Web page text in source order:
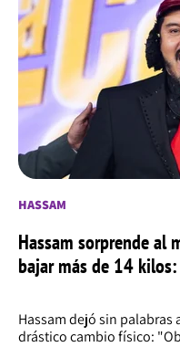
HASSAM
Hassam sorprende al
bajar más de 14
Hassam dejó sin palabras
drástico cambio físico: